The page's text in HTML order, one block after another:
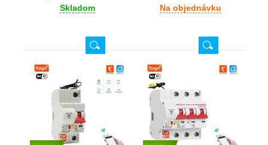
Skladom Na objednávku